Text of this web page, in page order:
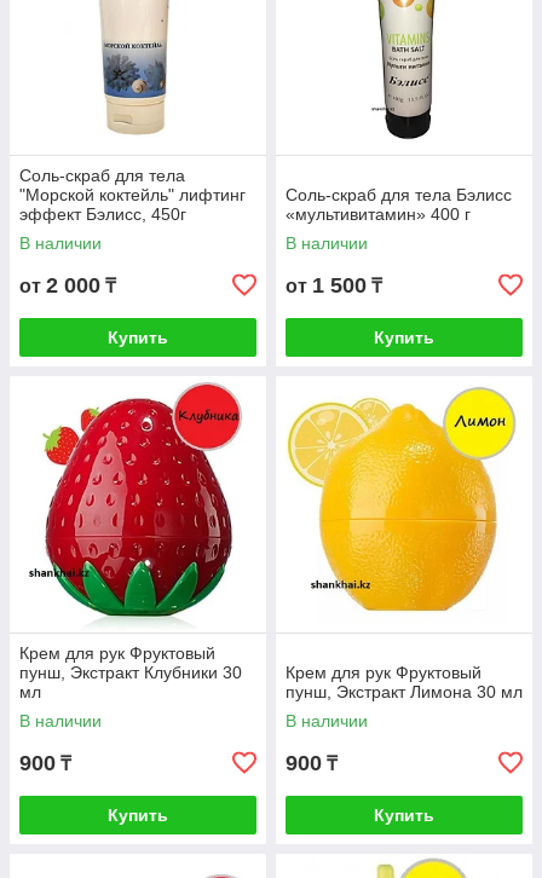
Соль-скраб для тела
"Морской коктейль" лифтинг
эффект Бэлисс, 450г
В наличии
от 2 000 ₸
Купить
Соль-скраб для тела Бэлисс
«мультивитамин» 400 г
В наличии
от 1 500 ₸
Купить
Крем для рук Фруктовый
пунш, Экстракт Клубники 30
мл
В наличии
900 ₸
Купить
Крем для рук Фруктовый
пунш, Экстракт Лимона 30 мл
В наличии
900 ₸
Купить